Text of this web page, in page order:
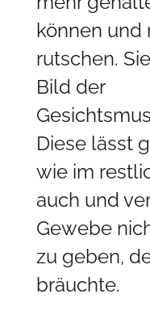
können und
rutschen.
Bild der
Diese lässt
wie im
auch und
Gewebe
zu geben,
bräuchte.